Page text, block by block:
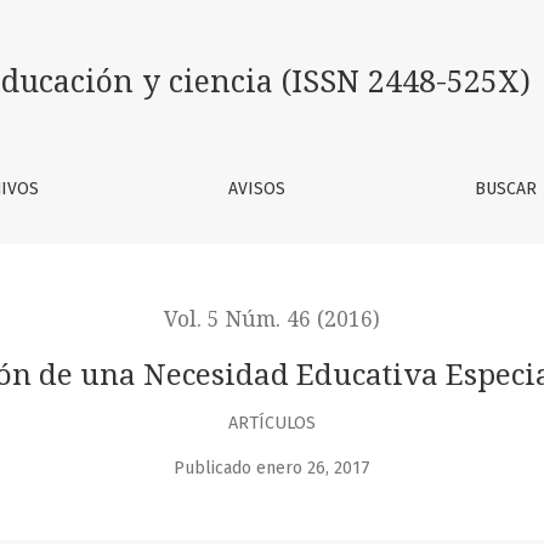
y ciencia (ISSN 2448-525X)
AVISOS BUSCAR
Vol. 5 Núm. 46 (2016)
de una Necesidad Educativa
ARTÍCULOS
Publicado enero 26, 2017